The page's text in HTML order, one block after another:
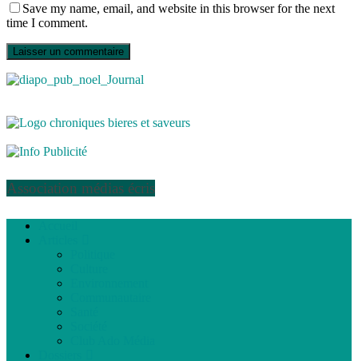
Save my name, email, and website in this browser for the next
time I comment.
Association médias écris